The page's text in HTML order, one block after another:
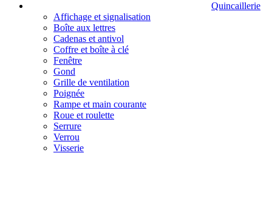
Quincaillerie
Affichage et signalisation
Boîte aux lettres
Cadenas et antivol
Coffre et boîte à clé
Fenêtre
Gond
Grille de ventilation
Poignée
Rampe et main courante
Roue et roulette
Serrure
Verrou
Visserie